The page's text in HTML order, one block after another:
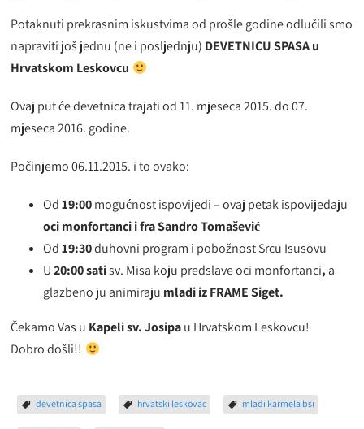
Potaknuti prekrasnim iskustvima od prošle godine odlučili smo
napraviti još jednu (ne i posljednju) DEVETNICU SPASA u
Hrvatskom Leskovcu
Ovaj put će devetnica trajati od 11. mjeseca 2015. do 07.
mjeseca 2016. godine.
Počinjemo 06.11.2015. i to ovako:
Od19:00mogućnost ispovijedi – ovaj petak ispovijedaju
oci monfortanci i fra Sandro Tomašević
Od19:30duhovni program i pobožnost Srcu Isusovu
U20:00 satisv. Misa koju predslave oci monfortanci, a
glazbeno ju animiraju mladi iz FRAME Siget.
Čekamo Vas u Kapeli sv. Josipau Hrvatskom Leskovcu!
Dobro došli!!
devetnica spasa hrvatski leskovac mladi karmela bsi